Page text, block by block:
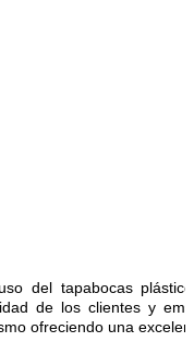
del tapabocas
de los clientes y
ofreciendo una